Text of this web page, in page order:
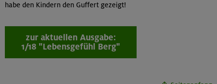
habe den Kindern den Guffert gezeigt!
zur aktuellen Ausgabe:
1/18 "Lebensgefühl Berg"